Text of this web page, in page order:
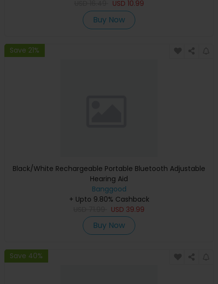
USD 10.99
Buy Now
Save 21%
Black/White Rechargeable Portable Bluetooth Adjustable
Hearing Aid
Banggood
+ Upto 9.80% Cashback
USD 39.99
Buy Now
Save 40%